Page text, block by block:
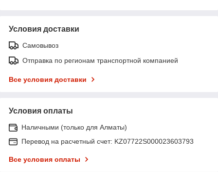
Условия доставки
Самовывоз
Отправка по регионам транспортной компанией
Все условия доставки
Условия оплаты
Наличными (только для Алматы)
Перевод на расчетный счет: KZ07722S000023603793
Все условия оплаты